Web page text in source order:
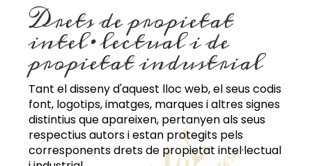
Drets de propietat
intel·lectual i de
propietat industrial
Tant el disseny d'aquest lloc web, el seus codis
font, logotips, imatges, marques i altres signes
distintius que apareixen, pertanyen als seus
respectius autors i estan protegits pels
corresponents drets de propietat intel·lectual